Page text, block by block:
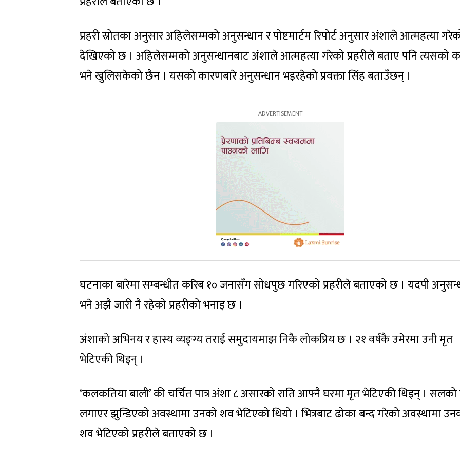
प्रहरी स्रोतका अनुसार अहिलेसम्मको अनुसन्धान र पोष्टमार्टम रिपोर्ट अनुसार अंशाले आत्महत्या
देखिएको छ । अहिलेसम्मको अनुसन्धानबाट अंशाले आत्महत्या गरेको प्रहरीले बताए पनि त्यसको
भने खुलिसकेको छैन । यसको कारणबारे अनुसन्धान भइरहेको प्रवक्ता सिंह बताउँछन् ।
घटनाका बारेमा सम्बन्धीत करिब १० जनासँग सोधपुछ गरिएको प्रहरीले बताएको छ । यदपी
भने अझै जारी नै रहेको प्रहरीको भनाइ छ ।
अंशाको अभिनय र हास्य व्यङ्ग्य तराई समुदायमाझ निकै लोकप्रिय छ । २१ वर्षकै उमेरमा उनी मृत
भेटिएकी थिइन् ।
‘कलकतिया बाली’ की चर्चित पात्र अंशा ८ असारको राति आफ्नै घरमा मृत भेटिएकी थिइन् । सलको
लगाएर झुन्डिएको अवस्थामा उनको शव भेटिएको थियो । भित्रबाट ढोका बन्द गरेको अवस्थामा
शव भेटिएको प्रहरीले बताएको छ ।